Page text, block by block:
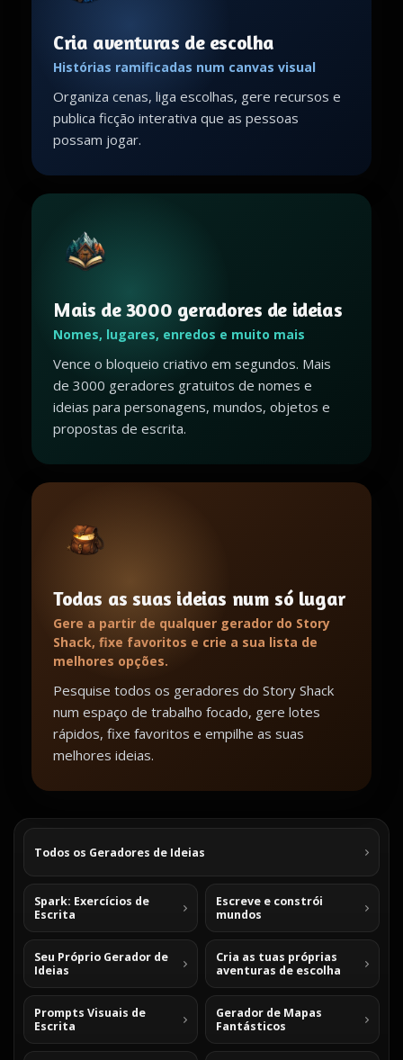
Cria aventuras de escolha
Histórias ramificadas num canvas visual
Organiza cenas, liga escolhas, gere recursos e
publica ficção interativa que as pessoas
possam jogar.
Mais de 3000 geradores de ideias
Nomes, lugares, enredos e muito mais
Vence o bloqueio criativo em segundos. Mais
de 3000 geradores gratuitos de nomes e
ideias para personagens, mundos, objetos e
propostas de escrita.
Todas as suas ideias num só lugar
Gere a partir de qualquer gerador do Story
Shack, fixe favoritos e crie a sua lista de
melhores opções.
Pesquise todos os geradores do Story Shack
num espaço de trabalho focado, gere lotes
rápidos, fixe favoritos e empilhe as suas
melhores ideias.
Todos os Geradores de Ideias
Spark: Exercícios de
Escrita
Escreve e constrói
mundos
Seu Próprio Gerador de
Ideias
Cria as tuas próprias
aventuras de escolha
Prompts Visuais de
Escrita
Gerador de Mapas
Fantásticos